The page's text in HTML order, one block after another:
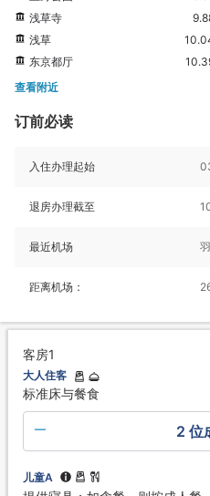
浅草寺
浅草
东京都厅
查看附近
订前必读
入住办理起始
退房办理截至
最近机场
距离机场：
客房1
大人住客
标准床与餐食
2 位
儿童A